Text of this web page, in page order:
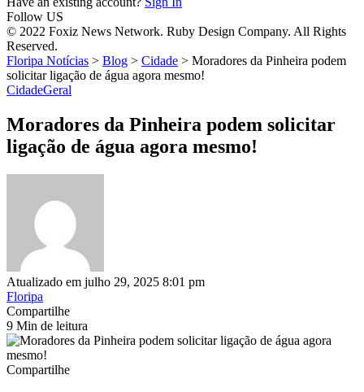
Follow US
© 2022 Foxiz News Network. Ruby Design Company. All Rights
Reserved.
Floripa Notícias > Blog > Cidade > Moradores da Pinheira podem
solicitar ligação de água agora mesmo!
CidadeGeral
Moradores da Pinheira podem solicitar
ligação de água agora mesmo!
Atualizado em julho 29, 2025 8:01 pm
Floripa
Compartilhe
9 Min de leitura
Compartilhe